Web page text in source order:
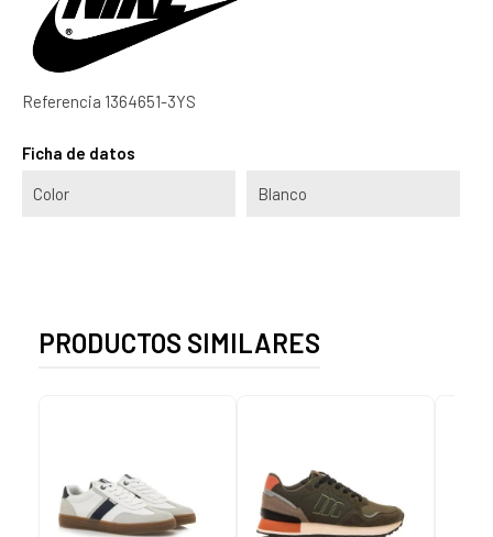
Referencia 1364651-3YS
Ficha de datos
Color Blanco
PRODUCTOS SIMILARES